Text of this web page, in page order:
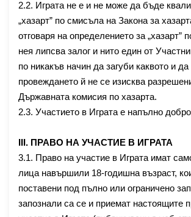
2.2. Играта не е и не може да бъде
„хазарт” по смисъла на Закона за
отговаря на определението за „хазарт”
нея липсва залог и нито един от
по никакъв начин да загуби каквото и
провеждането й не се изисква
Държавната комисия по хазарта.
2.3. Участието в Играта е напълно
ІІІ. ПРАВО НА УЧАСТИЕ В ИГРАТА
3.1. Право на участие в Играта имат
лица навършили 18-годишна възраст,
поставени под пълно или ограничено
запознали са се и приемат настоящите